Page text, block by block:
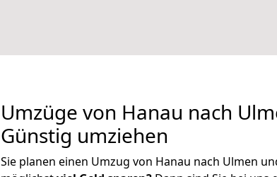
Umzüge von Hanau nach
Günstig umziehen
Sie planen einen Umzug von Hanau nach Ulmen